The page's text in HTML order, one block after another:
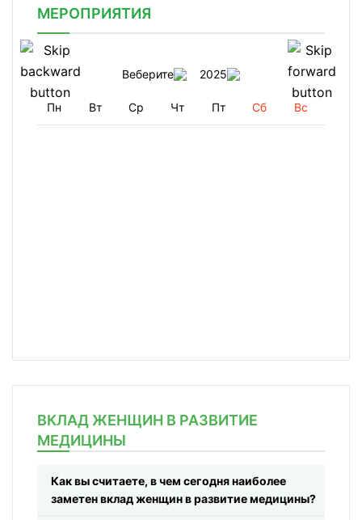
МЕРОПРИЯТИЯ
Веберите 2025
Пн Вт Ср Чт Пт Сб Вс
ВКЛАД ЖЕНЩИН В РАЗВИТИЕ
МЕДИЦИНЫ
Как вы считаете, в чем сегодня наиболее
заметен вклад женщин в развитие медицины?